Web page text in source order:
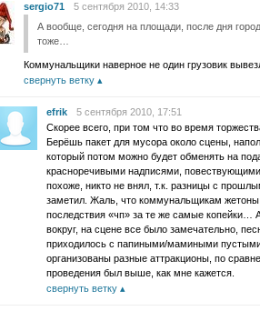
sergio71
5 сентября 2010, 14:33
А вообще, сегодня на площади, после дня
тоже…
Коммунальщики наверное не один грузовик
свернуть ветку
efrik
5 сентября 2010, 17:51
Скорее всего, при том что во время
Берёшь пакет для мусора около сцены,
который потом можно будет обменять на
красноречивыми надписями,
похоже, никто не внял, т.к. разницы с
заметил. Жаль, что коммунальщикам жетоны
последствия «чп» за те же самые копейки…
вокруг, на сцене все было замечательно,
приходилось с папиными/мамиными
организованы разные аттракционы, по
проведения был выше, как мне кажется.
свернуть ветку